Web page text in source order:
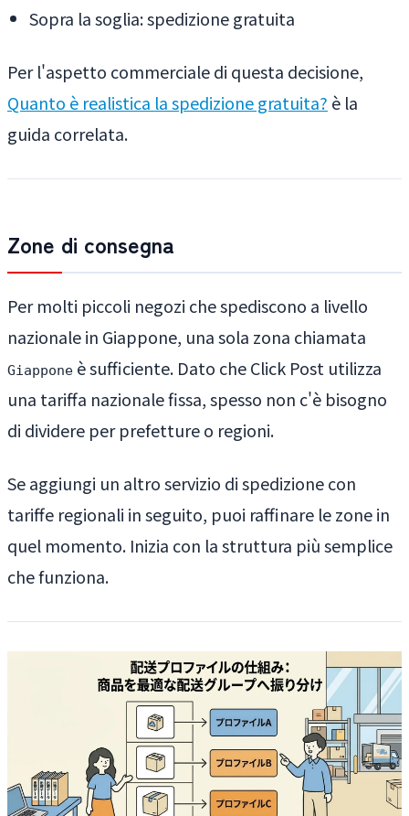
Sopra la soglia: spedizione gratuita
Per l'aspetto commerciale di questa decisione,
Quanto è realistica la spedizione gratuita? è la
guida correlata.
Zone di consegna
Per molti piccoli negozi che spediscono a livello
nazionale in Giappone, una sola zona chiamata
Giappone è sufficiente. Dato che Click Post utilizza
una tariffa nazionale fissa, spesso non c'è bisogno
di dividere per prefetture o regioni.
Se aggiungi un altro servizio di spedizione con
tariffe regionali in seguito, puoi raffinare le zone in
quel momento. Inizia con la struttura più semplice
che funziona.